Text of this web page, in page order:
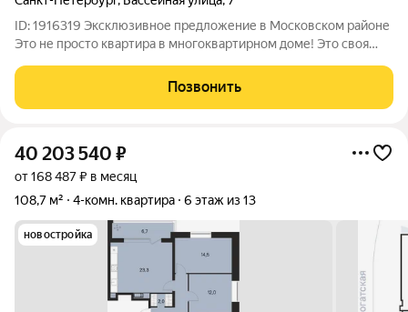
ID: 1916319 Эксклюзивное предложение в Московском районе
Это не просто квартира в многоквартирном доме! Это своя
крыше. Объект для тех, кто ценит тишину, статусные
материалы и продуманную
Позвонить
40 203 540 ₽
от 168 487 ₽ в месяц
108,7 м²
4-комн. квартира 6 этаж из 13
новостройка